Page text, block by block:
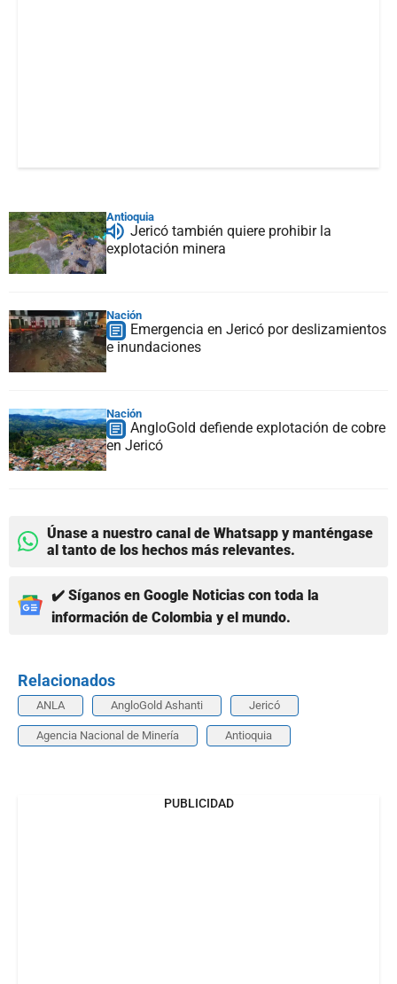
Antioquia
Jericó también quiere prohibir la
explotación minera
Nación
Emergencia en Jericó por deslizamientos
e inundaciones
Nación
AngloGold defiende explotación de cobre
en Jericó
Únase a nuestro canal de Whatsapp y manténgase
al tanto de los hechos más relevantes.
✔️ Síganos en Google Noticias con toda la
información de Colombia y el mundo.
Relacionados
ANLA AngloGold Ashanti Jericó
Agencia Nacional de Minería Antioquia
PUBLICIDAD